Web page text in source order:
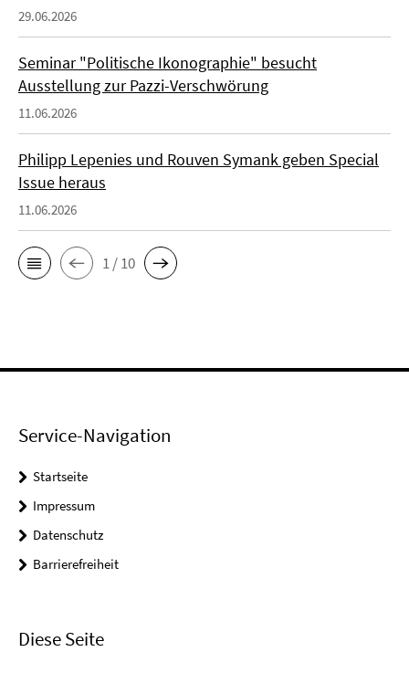
29.06.2026
Seminar "Politische Ikonographie" besucht
Ausstellung zur Pazzi-Verschwörung
11.06.2026
Philipp Lepenies und Rouven Symank geben Special
Issue heraus
11.06.2026
1 / 10
Service-Navigation
Startseite
Impressum
Datenschutz
Barrierefreiheit
Diese Seite